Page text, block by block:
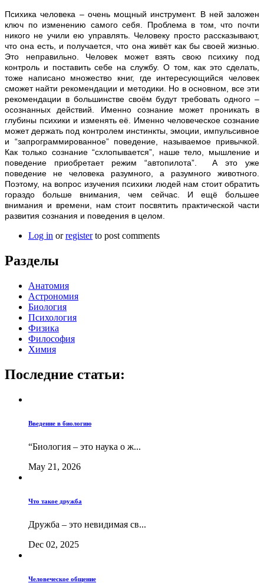
Психика человека – очень мощный инструмент. В ней заложен
ключ по изменению самого себя. Проблема в том, что почти
никого не учили ею управлять. Человеку просто рассказывают,
что она есть, и получается, что она живёт как бы своей жизнью.
Это неправильно. Человек может взять свою психику под
контроль и поставить себе на службу. О том, как это сделать,
тоже написано множество книг, где интересующийся человек
сможет найти рекомендации и методики. Но в основном, все эти
рекомендации в большинстве своём будут требовать одного –
осознанных действий. Именно сознание может проникать в
глубины психики и изменять её. Именно человеческое сознание
может держать под контролем инстинкты, эмоции, импульсивное
и “запрограммированное” поведение, называемое привычкой.
Как только сознание “схлопывается”, наше тело, мышление и
поведение приобретает режим “автопилота”. А это уже
поведение не человека разумного, а разумного животного.
Поэтому, на вопрос изучения психики людей нам стоит обратить
гораздо больше внимания, чем сейчас. И ещё большее
внимания и времени, нам стоит посвятить практической части
развития сознания и поведения в целом.
Log in orregisterto post comments
Разделы
Анатомия
Астрономия
Биология
Психология
Физика
Философия
Химия
Последние статьи:
Введение в биологию
“Биология – это наука о ж...
May 21, 2026
Что такое дружба
Дружба – это невидимая св...
Dec 02, 2025
Человеческое общение